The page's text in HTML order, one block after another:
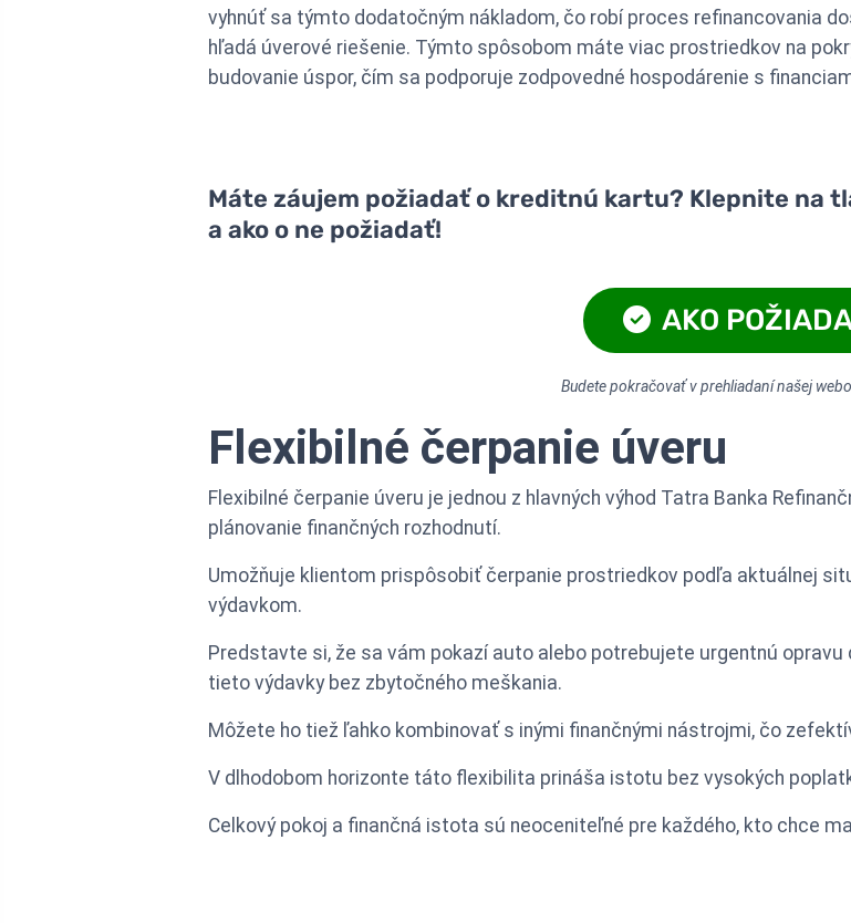
vyhnúť sa týmto dodatočným nákladom, čo robí proces refinancovania
hľadá úverové riešenie. Týmto spôsobom máte viac prostriedkov na
budovanie úspor, čím sa podporuje zodpovedné hospodárenie s
Máte záujem požiadať o kreditnú kartu? Klepnite na
a ako o ne požiadať!
AKO
Budete pokračovať v prehliadaní našej
Flexibilné čerpanie úveru
Flexibilné čerpanie úveru je jednou z hlavných výhod Tatra Banka
plánovanie finančných rozhodnutí.
Umožňuje klientom prispôsobiť čerpanie prostriedkov podľa aktuálnej
výdavkom.
Predstavte si, že sa vám pokazí auto alebo potrebujete urgentnú
tieto výdavky bez zbytočného meškania.
Môžete ho tiež ľahko kombinovať s inými finančnými nástrojmi, čo
V dlhodobom horizonte táto flexibilita prináša istotu bez vysokých
Celkový pokoj a finančná istota sú neoceniteľné pre každého, kto chce